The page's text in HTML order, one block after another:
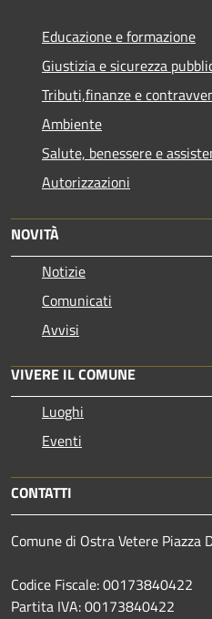
Educazione e formazione
Giustizia e sicurezza
Tributi,finanze e
Ambiente
Salute, benessere e
Autorizzazioni
NOVITÀ
Notizie
Comunicati
Avvisi
VIVERE IL COMUNE
Luoghi
Eventi
CONTATTI
Comune di Ostra Vetere Piazza
Codice Fiscale: 00173840422
Partita IVA: 00173840422